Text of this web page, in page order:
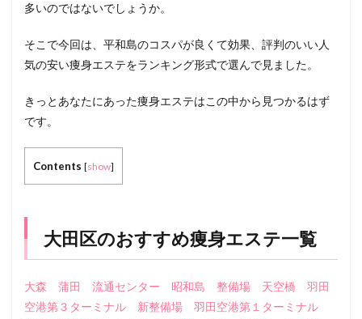
多いのではないでしょうか。
そこで今回は、平和島のコスパが良くて効果、評判のいい人
気の安い痩身エステをランキング形式で選んで見ました。
きっとあなたにあった痩身エステはこの中から見つかるはず
です。
Contents [show]
大田区のおすすめ痩身エステ一覧
大森 蒲田 流通センター 昭和島 整備場 天空橋
羽田
空港第３ターミナル
新整備場
羽田空港第１ターミナル